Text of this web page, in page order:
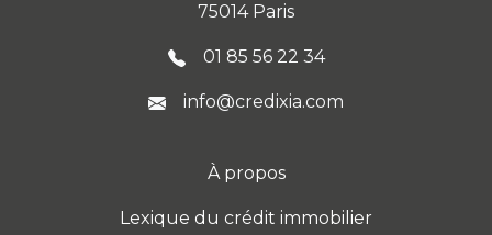
75014 Paris
01 85 56 22 34
info@credixia.com
À propos
Lexique du crédit immobilier